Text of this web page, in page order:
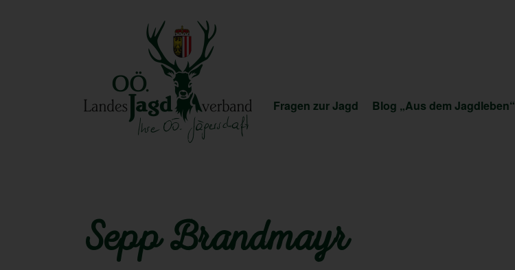
Fragen zur Jagd Blog „Aus dem Jagdleben“
Sepp Brandmayr